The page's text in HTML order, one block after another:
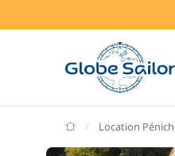
GlobeSailor
Location